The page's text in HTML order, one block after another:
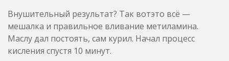
Внушительный результат? Так вотэто всё —
мешалка и правильное вливание метиламина.
Маслу дал постоять, сам курил. Начал процесс
кисления спустя 10 минут.